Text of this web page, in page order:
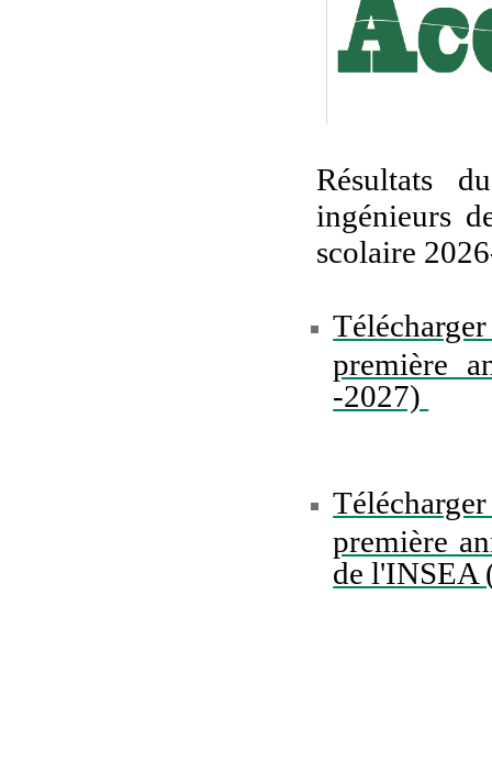
Résultats
ingénieurs
scolaire
première
-2027)
première
de l'INSEA